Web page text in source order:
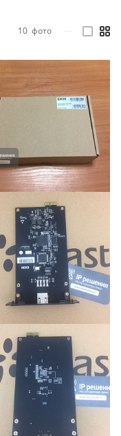
10 фото